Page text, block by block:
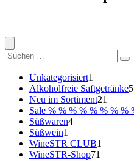
Suche
nach:
Unkategorisiert1
Produkt
Alkoholfreie Saftgetränke55
Neu im Sortiment21
Sale % % % % % % % %
Süßwaren44
Süßwein1
Produkt
WineSTR CLUB1
WineSTR-Shop71